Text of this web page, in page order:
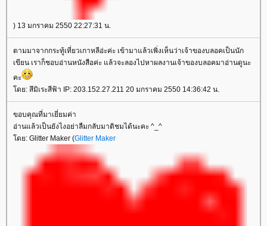
) 13 มกราคม 2550 22:27:31 น.
ตามมาจากกระทู้เที่ยวเกาหลีอ่ะค่ะ เข้ามาแล้วเพิ่งเห็นว่าเจ้าของบลอคเป็นนัก
เขียน เราก็ชอบอ่านหนังสือค่ะ แล้วจะลองไปหาผลงานเจ้าของบลอคมาอ่านดูนะ
คะ
ดย: สึมิเระสีฟ้า IP: 203.152.27.211 20 มกราคม 2550 14:36:42 น.
ขอบคุณที่มาเยี่ยมค่า
อ่านแล้วเป็นยังไงอย่าลืมกลับมาติชมได้นะคะ ^_^
ดย: Glitter Maker (Glitter Maker